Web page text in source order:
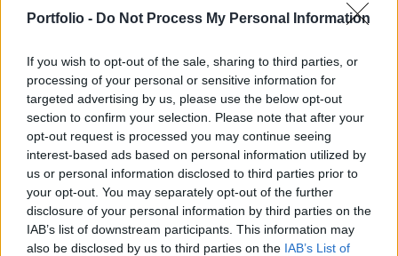
Portfolio - Do Not Process My Personal Information
If you wish to opt-out of the sale, sharing to third parties, or
processing of your personal or sensitive information for
targeted advertising by us, please use the below opt-out
section to confirm your selection. Please note that after your
opt-out request is processed you may continue seeing
interest-based ads based on personal information utilized by
us or personal information disclosed to third parties prior to
your opt-out. You may separately opt-out of the further
disclosure of your personal information by third parties on the
IAB’s list of downstream participants. This information may
also be disclosed by us to third parties on the IAB’s List of
Pongrácz Antal, az OTP igazgatósági tagja OTP-
részvényeket értékesített.
Újabb részvénykibocsátás a magyar tőzsdénÚjabb
részvénykibocsátás jön a magyar tőzsdén, következő
befektetői Klubunkon a DM-KER sztoriját, a kibocsátás
részleteit ismerhetik meg az érdeklődők.Információ és
jelentkezés Pongrácz Antal tegnap a Budapesti
Értéktőzsdén 3 230 darab OTP-részvényt értékesített, az
átlagár 9 344 forint volt, a tranzakció összértéke...